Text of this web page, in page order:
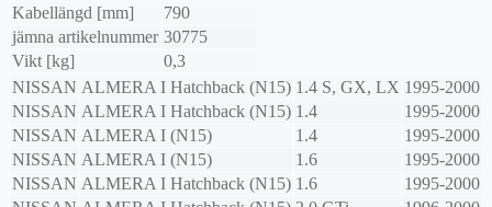
Kabellängd [mm]
790
jämna artikelnummer 30775
Vikt [kg]
0,3
NISSAN ALMERA I Hatchback (N15) 1.4 S, GX, LX 1995-2000
NISSAN ALMERA I Hatchback (N15) 1.4
1995-2000
NISSAN ALMERA I (N15) 1.4
1995-2000
NISSAN ALMERA I (N15) 1.6
1995-2000
NISSAN ALMERA I Hatchback (N15) 1.6
1995-2000